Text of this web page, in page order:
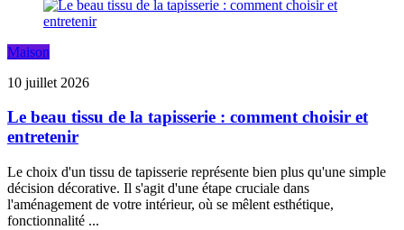
Maison
10 juillet 2026
Le beau tissu de la tapisserie : comment choisir et
entretenir
Le choix d'un tissu de tapisserie représente bien plus qu'une simple
décision décorative. Il s'agit d'une étape cruciale dans
l'aménagement de votre intérieur, où se mêlent esthétique,
fonctionnalité ...